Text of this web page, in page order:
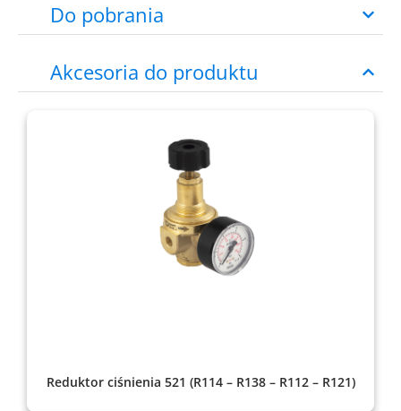
Do pobrania
Akcesoria do produktu
Reduktor ciśnienia 521 (R114 – R138 – R112 – R121)